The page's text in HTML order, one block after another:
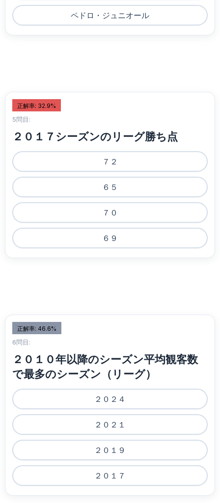
ペドロ・ジュニオール
正解率: 32.9%
5問目:
２０１７シーズンのリーグ勝ち点
７２
６５
７０
６９
正解率: 46.6%
6問目:
２０１０年以降のシーズン平均観客数
で最多のシーズン（リーグ）
２０２４
２０２１
２０１９
２０１７